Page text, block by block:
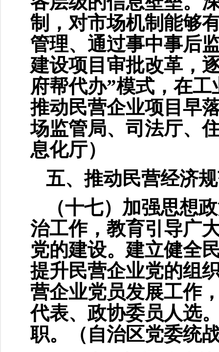
制，对市场机制能够
管理、通过事中事后
建设项目审批改革，
府帮代办”模式，在
推动民营企业项目早
场监管局、司法厅、
息化厅）
五、推动民营经济
（十七）加强思想
治工作，教育引导广
党的建设。建立健全
提升民营企业党的组
营企业党员发展工作
代表、政协委员人选
职。（自治区党委统